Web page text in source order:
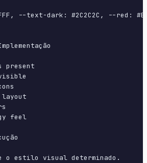
--text-dark: #2C2C2C, --red:
present
layout
feel
o estilo visual determinado.